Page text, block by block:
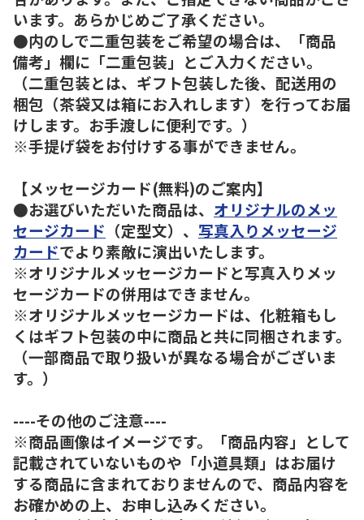
います。あらかじめご了承ください。
●内のしで二重包装をご希望の場合は、「商品
備考」欄に「二重包装」とご入力ください。
（二重包装とは、ギフト包装した後、配送用の
梱包（茶袋又は箱にお入れします）を行ってお届
けします。お手渡しに便利です。）
※手提げ袋をお付けする事ができません。
【メッセージカード(無料)のご案内】
●お選びいただいた商品は、 オリジナルのメッ
セージカード （定型文）、 写真入りメッセージ
カードでより素敵に演出いたします。
※オリジナルメッセージカードと写真入りメッ
セージカードの併用はできません。
※オリジナルメッセージカードは、化粧箱もし
くはギフト包装の中に商品と共に同梱されます。
（一部商品で取り扱いが異なる場合がございま
す。）
----その他のご注意----
※商品画像はイメージです。「商品内容」として
記載されていないものや「小道具類」はお届け
する商品に含まれておりませんので、商品内容を
お確かめの上、お申し込みください。